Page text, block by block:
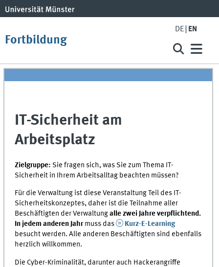
Fortbildung
DE EN
IT-Sicherheit am
Arbeitsplatz
Zielgruppe: Sie fragen sich, was Sie zum Thema IT-
Sicherheit in Ihrem Arbeitsalltag beachten müssen?
Für die Verwaltung ist diese Veranstaltung Teil des IT-
Sicherheitskonzeptes, daher ist die Teilnahme aller
Beschäftigten der Verwaltungalle zwei Jahre verpflichtend.
In jedem anderen Jahrmuss das
Kurz-E-Learning
besucht werden. Alle anderen Beschäftigten sind ebenfalls
herzlich willkommen.
Die Cyber-Kriminalität, darunter auch Hackerangriffe